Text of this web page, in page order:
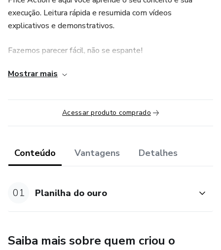
execução. Leitura rápida e resumida com vídeos
explicativos e demonstrativos.
Fazemos parecer fácil, não se espante!
Mostrar mais
Acessar produto comprado
Conteúdo Vantagens Detalhes
01 Planilha do ouro
Saiba mais sobre quem criou o